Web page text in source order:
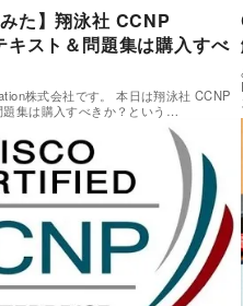
た】翔泳社 CCNP
スト＆問題集は購入すべ
株式会社です。 本日は翔泳社 CCNP
集は購入すべきか？という…